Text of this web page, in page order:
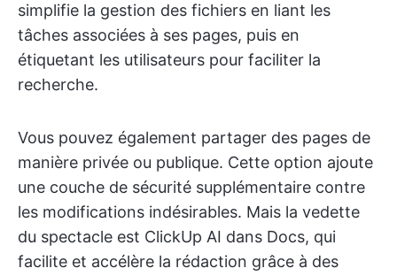
simplifie la gestion des fichiers en liant les
tâches associées à ses pages, puis en
étiquetant les utilisateurs pour faciliter la
recherche.
Vous pouvez également partager des pages de
manière privée ou publique. Cette option ajoute
une couche de sécurité supplémentaire contre
les modifications indésirables. Mais la vedette
du spectacle est ClickUp AI dans Docs, qui
facilite et accélère la rédaction grâce à des